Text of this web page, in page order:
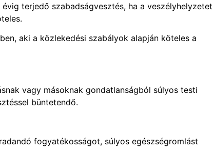
terjedő szabadságvesztés, ha a veszélyhelyzetet
aki a közlekedési szabályok alapján köteles a
vagy másoknak gondatlanságból súlyos testi
büntetendő.
fogyatékosságot, súlyos egészségromlást